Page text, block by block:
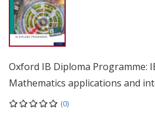
Oxford IB Diploma Programme:
Mathematics applications and
(0)